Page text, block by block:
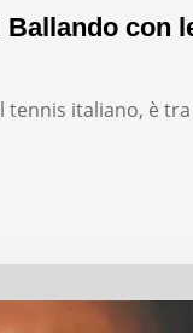
con
italiano, è